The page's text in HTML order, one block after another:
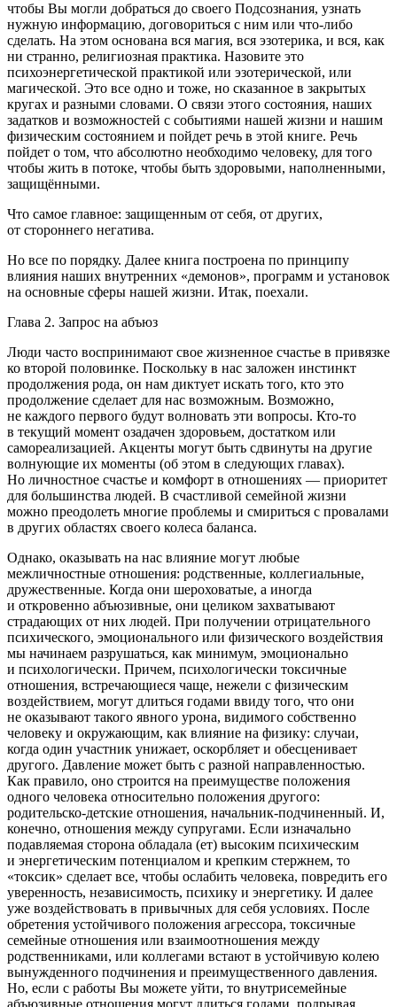
чтобы Вы могли добраться до своего Подсознания, узнать
нужную информацию, договориться с ним или что-либо
сделать. На этом основана вся магия, вся эзотерика, и вся, как
ни странно, религиозная практика. Назовите это
психоэнергетической практикой или эзотерической, или
магической. Это все одно и тоже, но сказанное в закрытых
кругах и разными словами. О связи этого состояния, наших
задатков и возможностей с событиями нашей жизни и нашим
физическим состоянием и пойдет речь в этой книге. Речь
пойдет о том, что абсолютно необходимо человеку, для того
чтобы жить в потоке, чтобы быть здоровыми, наполненными,
защищёнными.
Что самое главное: защищенным от себя, от других,
от стороннего негатива.
Но все по порядку. Далее книга построена по принципу
влияния наших внутренних «демонов», программ и установок
на основные сферы нашей жизни. Итак, поехали.
Глава 2. Запрос на абъюз
Люди часто воспринимают свое жизненное счастье в привязке
ко второй половинке. Поскольку в нас заложен инстинкт
продолжения рода, он нам диктует искать того, кто это
продолжение сделает для нас возможным. Возможно,
не каждого первого будут волновать эти вопросы. Кто-то
в текущий момент озадачен здоровьем, достатком или
самореализацией. Акценты могут быть сдвинуты на другие
волнующие их моменты (об этом в следующих главах).
Но личностное счастье и комфорт в отношениях — приоритет
для большинства людей. В счастливой семейной жизни
можно преодолеть многие проблемы и смириться с провалами
в других областях своего колеса баланса.
Однако, оказывать на нас влияние могут любые
межличностные отношения: родственные, коллегиальные,
дружественные. Когда они шероховатые, а иногда
и откровенно абъюзивные, они целиком захватывают
страдающих от них людей. При получении отрицательного
психического, эмоционального или физического воздействия
мы начинаем разрушаться, как минимум, эмоционально
и психологически. Причем, психологически токсичные
отношения, встречающиеся чаще, нежели с физическим
воздействием, могут длиться годами ввиду того, что они
не оказывают такого явного урона, видимого собственно
человеку и окружающим, как влияние на физику: случаи,
когда один участник унижает, оскорбляет и обесценивает
другого. Давление может быть с разной направленностью.
Как правило, оно строится на преимуществе положения
одного человека относительно положения другого:
родительско-детские отношения, начальник-подчиненный. И,
конечно, отношения между супругами. Если изначально
подавляемая сторона обладала (ет) высоким психическим
и энергетическим потенциалом и крепким стержнем, то
«токсик» сделает все, чтобы ослабить человека, повредить его
уверенность, независимость, психику и энергетику. И далее
уже воздействовать в привычных для себя условиях. После
обретения устойчивого положения агрессора, токсичные
семейные отношения или взаимоотношения между
родственниками, или коллегами встают в устойчивую колею
вынужденного подчинения и преимущественного давления.
Но, если с работы Вы можете уйти, то внутрисемейные